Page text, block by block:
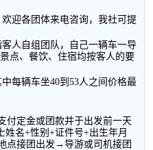
迎各团体来电咨询，我社可提
人自组团队，自己一辆车一导
点、餐饮、住宿均按客人的要
每辆车坐40到 53人之间价格最
付定金或团款并于出发前一天
姓名+性别 +证件号+出生年月
点接团出发→导游或司机接团